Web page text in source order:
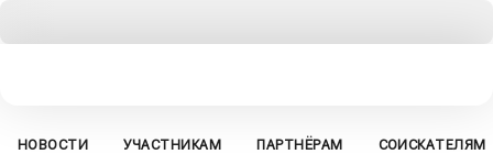
НОВОСТИ УЧАСТНИКАМ ПАРТНЁРАМ СОИСКАТЕЛЯМ